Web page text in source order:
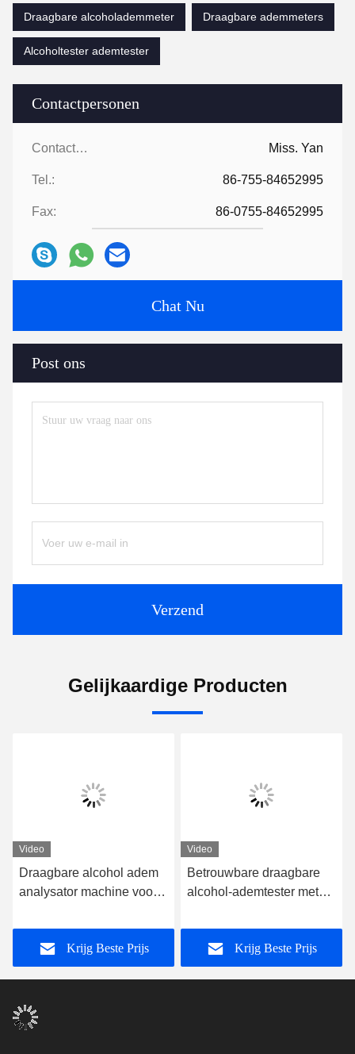
Contactpersonen
Contactpersonen: Miss. Yan
Tel.: 86-755-84652995
Fax: 86-0755-84652995
Chat Nu
Post ons
Verzend
Draagbare alcoholademmeter
Draagbare ademmeters
Alcoholtester ademtester
Gelijkaardige Producten
Video
Draagbare alcohol adem
analysator machine voor
Mr Black 1000
Krijg Beste Prijs
Video
Betrouwbare draagbare
alcohol-ademtester met
Krijg Beste Prijs